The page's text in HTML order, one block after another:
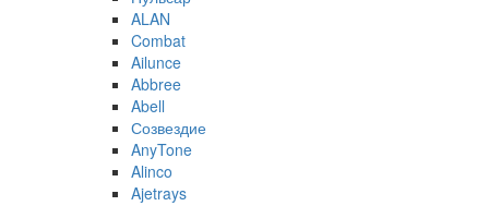
ALAN
Combat
Ailunce
Abbree
Abell
Созвездие
AnyTone
Alinco
Ajetrays